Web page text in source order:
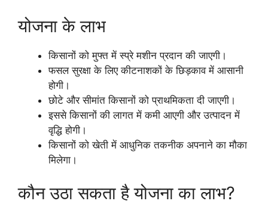
योजना के लाभ
किसानों को मुफ्त में स्प्रे मशीन प्रदान की जाएगी।
फसल सुरक्षा के लिए कीटनाशकों के छिड़काव में आसानी
होगी।
छोटे और सीमांत किसानों को प्राथमिकता दी जाएगी।
इससे किसानों की लागत में कमी आएगी और उत्पादन में
वृद्धि होगी।
किसानों को खेती में आधुनिक तकनीक अपनाने का मौका
मिलेगा।
कौन उठा सकता है योजना का लाभ?